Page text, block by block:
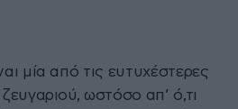
μία από τις ευτυχέστερες
ωστόσο απ’ ό,τι